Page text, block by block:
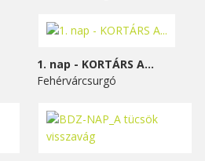
1. nap - KORTÁRS A...
Fehérvárcsurgó